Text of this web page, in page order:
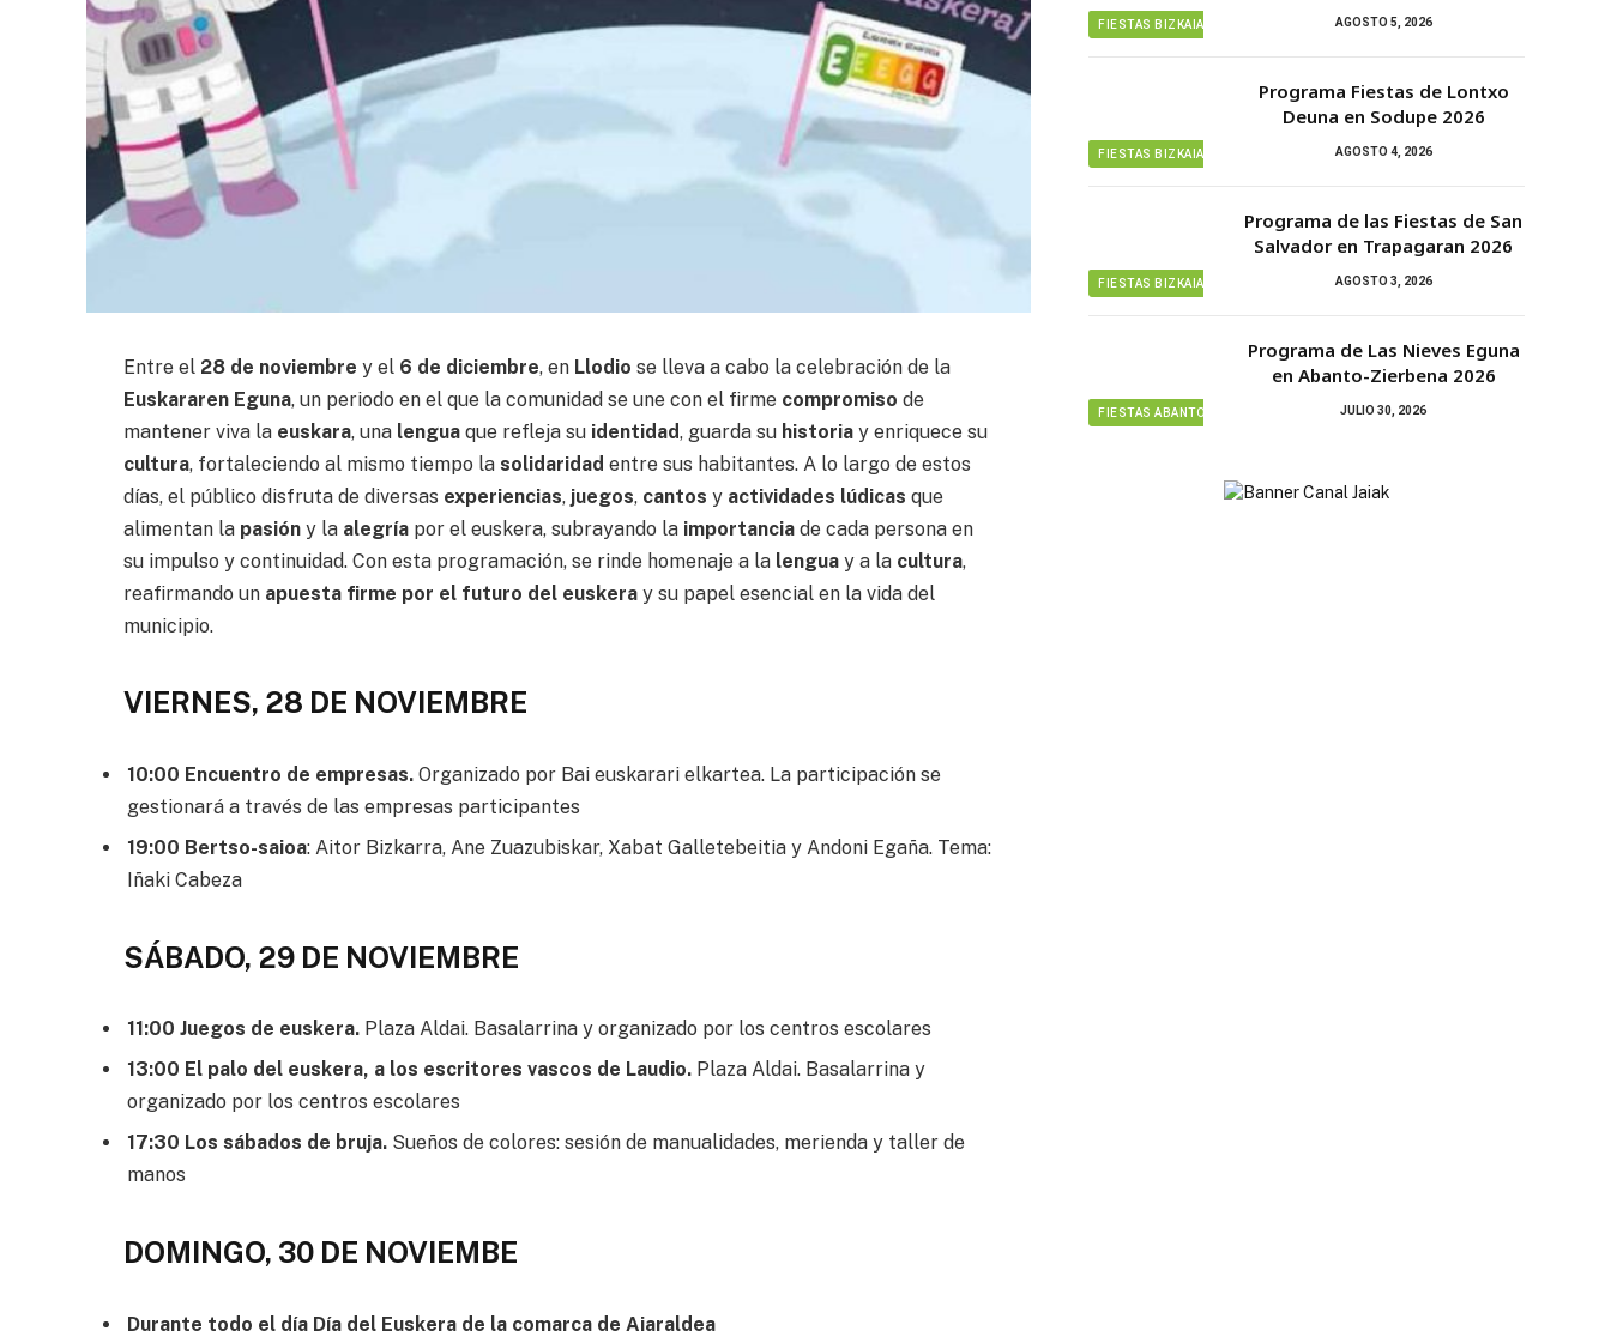
Entre el 28 de noviembre y el 6 de diciembre, en Llodio se lleva a cabo la celebración de la
Euskararen Eguna, un periodo en el que la comunidad se une con el firme compromiso de
mantener viva la euskara, una lengua que refleja su identidad, guarda su historia y enriquece su
cultura, fortaleciendo al mismo tiempo la solidaridad entre sus habitantes. A lo largo de estos
días, el público disfruta de diversas experiencias, juegos, cantos y actividades lúdicas que
alimentan la pasión y la alegría por el euskera, subrayando la importancia de cada persona en
su impulso y continuidad. Con esta programación, se rinde homenaje a la lengua y a la cultura,
reafirmando un apuesta firme por el futuro del euskera y su papel esencial en la vida del
municipio.
VIERNES, 28 DE NOVIEMBRE
10:00 Encuentro de empresas. Organizado por Bai euskarari elkartea. La participación se
gestionará a través de las empresas participantes
19:00 Bertso-saioa: Aitor Bizkarra, Ane Zuazubiskar, Xabat Galletebeitia y Andoni Egaña. Tema:
Iñaki Cabeza
SÁBADO, 29 DE NOVIEMBRE
11:00 Juegos de euskera. Plaza Aldai. Basalarrina y organizado por los centros escolares
13:00 El palo del euskera, a los escritores vascos de Laudio. Plaza Aldai. Basalarrina y
organizado por los centros escolares
17:30 Los sábados de bruja. Sueños de colores: sesión de manualidades, merienda y taller de
manos
DOMINGO, 30 DE NOVIEMBE
Durante todo el día Día del Euskera de la comarca de Aiaraldea
FIESTAS BIZKAIA AGOSTO 5, 2026
FIESTAS BIZKAIA
Programa Fiestas de Lontxo
Deuna en Sodupe 2026
AGOSTO 4, 2026
FIESTAS BIZKAIA
Programa de las Fiestas de San
Salvador en Trapagaran 2026
AGOSTO 3, 2026
FIESTAS ABANTO ZIERBENA
Programa de Las Nieves Eguna
en Abanto-Zierbena 2026
JULIO 30, 2026